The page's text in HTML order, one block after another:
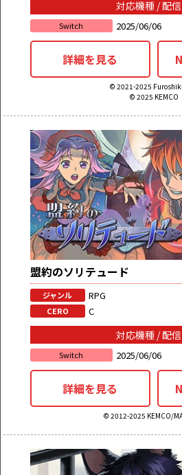
対応機種 / 配
Switch 2025/06/06
詳細を見る
© 2021-2025
© 2025 KEMCO
盟約のソリテュード
ジャンル RPG
CERO C
対応機種 / 配
Switch 2025/06/06
詳細を見る
© 2012-2025 KEMCO/